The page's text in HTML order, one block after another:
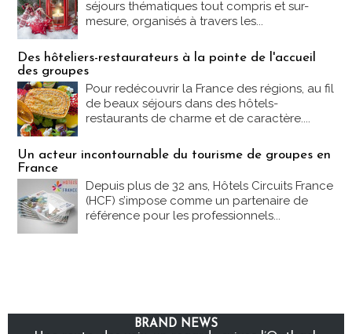
séjours thématiques tout compris et sur-
mesure, organisés à travers les...
Des hôteliers-restaurateurs à la pointe de l'accueil
des groupes
Pour redécouvrir la France des régions, au fil
de beaux séjours dans des hôtels-
restaurants de charme et de caractère....
Un acteur incontournable du tourisme de groupes en
France
Depuis plus de 32 ans, Hôtels Circuits France
(HCF) s’impose comme un partenaire de
référence pour les professionnels...
BRAND NEWS